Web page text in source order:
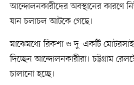
আন্দোলনকারীদের অবস্থানের কারণে
যান চলাচল আটকে গেছে।
মাঝেমধ্যে রিকশা ও দু–একটি
দিচ্ছেন আন্দোলনকারীরা। চট্টগ্রাম
চালানো হচ্ছে।